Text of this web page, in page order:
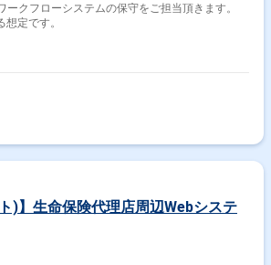
ークフローシステムの保守をご担当頂きます。
定です。
)】生命保険代理店周辺Webシステ